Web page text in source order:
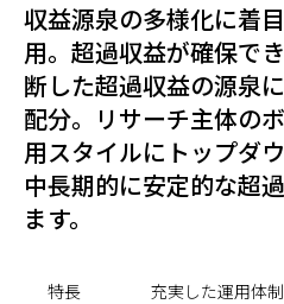
機関投資家
日本
収益源泉の多様化に着
用。超過収益が確保で
断した超過収益の源泉
配分。リサーチ主体の
用スタイルにトップダ
中長期的に安定的な超
ます。
特長
充実した運用体制